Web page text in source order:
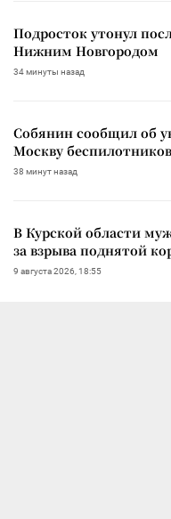
Подросток утонул
Нижним Новгородом
34 минуты назад
Собянин сообщил об
Москву беспилотников
38 минут назад
В Курской области
за взрыва поднятой
9 августа 2026, 18:55